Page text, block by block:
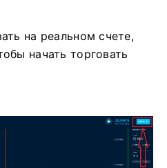
на реальном счете,
начать торговать